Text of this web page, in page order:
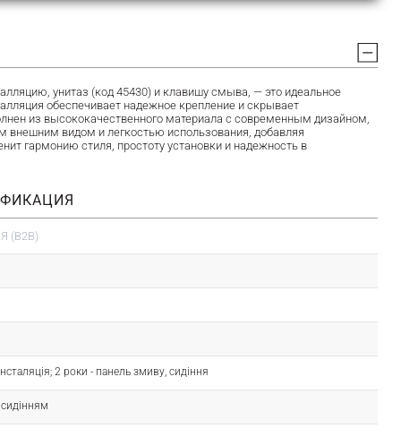
унитаз (код 45430) и клавишу смыва, — это идеальное
обеспечивает надежное крепление и скрывает
из высококачественного материала с современным дизайном,
внешним видом и легкостью использования, добавляя
гармонию стиля, простоту установки и надежность в
(B2B)
2 роки - панель змиву, сидіння
сидінням